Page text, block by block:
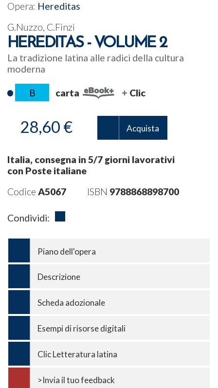
Opera: Hereditas
G.Nuzzo, C.Finzi
HEREDITAS - VOLUME 2
La tradizione latina alle radici della cultura
moderna
B carta Clic
28,60 € Acquista
Italia, consegna in 5/7 giorni lavorativi
con Poste italiane
Codice A5067 ISBN 9788868898700
Condividi:
Piano dell'opera
Descrizione
Scheda adozionale
Esempi di risorse digitali
Clic Letteratura latina
>Invia il tuo feedback